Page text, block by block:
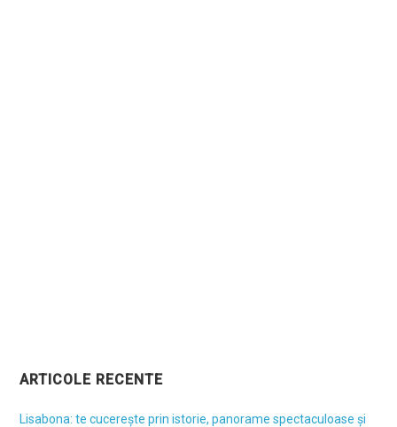
ARTICOLE RECENTE
Lisabona: te cucerește prin istorie, panorame spectaculoase și